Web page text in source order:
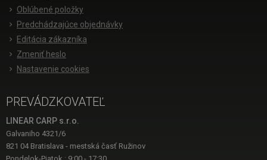
Oblúbené položky
Predchádzajúce objednávky
Editácia zákazníka
Zmeniť heslo
Nastavenie cookies
PREVÁDZKOVATEĽ
LINEAR CARP s.r.o.
Galvaniho 4321/6
821 04 Bratislava - mestská časť Ružinov